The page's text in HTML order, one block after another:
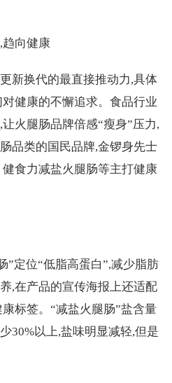
向健康
新换代的最直接推动力,具体
健康的不懈追求。食品行业
火腿肠品牌倍感“瘦身”压力,
品类的国民品牌,金锣身先士
食力减盐火腿肠等主打健康
”定位“低脂高蛋白”,减少脂肪
,在产品的宣传海报上还适配
标签。“减盐火腿肠”盐含量
30%以上,盐味明显减轻,但是